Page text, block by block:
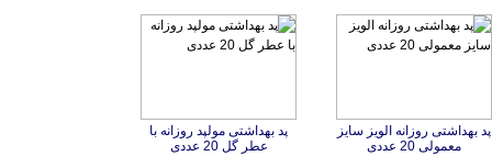
پد بهداشتی روزانه الویز سایز
معمولی 20 عددی
پد بهداشتی مولپد روزانه با
عطر گل 20 عددی